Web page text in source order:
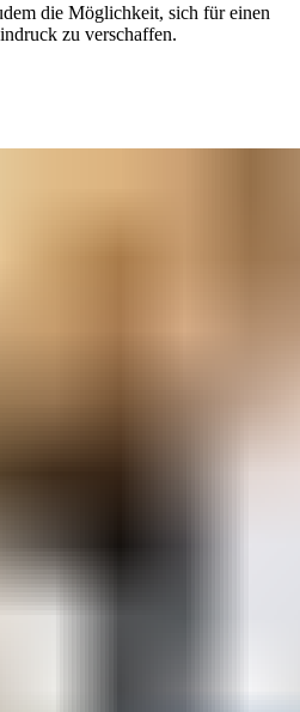
die Möglichkeit, sich für einen
zu verschaffen.